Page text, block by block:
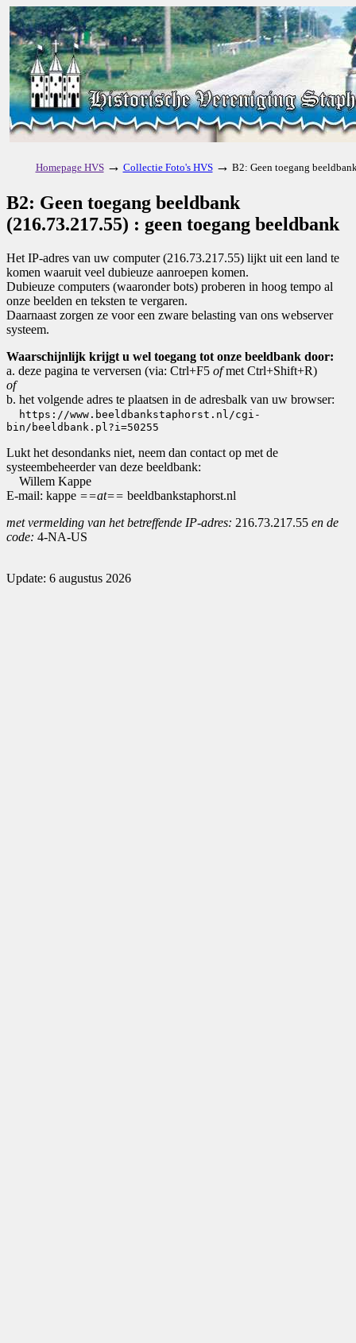
Homepage HVS → Collectie Foto's HVS → B2: Geen toegang
B2: Geen toegang beeldbank
(216.73.217.55) : geen toegang beeldbank
Het IP-adres van uw computer (216.73.217.55) lijkt uit een land te
komen waaruit veel dubieuze aanroepen komen.
Dubieuze computers (waaronder bots) proberen in hoog tempo al
onze beelden en teksten te vergaren.
Daarnaast zorgen ze voor een zware belasting van ons webserver
systeem.
Waarschijnlijk krijgt u wel toegang tot onze beeldbank door:
a. deze pagina te verversen (via: Ctrl+F5 ofmet Ctrl+Shift+R)
of
b. het volgende adres te plaatsen in de adresbalk van uw browser:
https://www.beeldbankstaphorst.nl/cgi-
bin/beeldbank.pl?i=50255
Lukt het desondanks niet, neem dan contact op met de
systeembeheerder van deze beeldbank:
Willem Kappe
E-mail: kappe ==at== beeldbankstaphorst.nl
met vermelding van het betreffende IP-adres: 216.73.217.55 en de
code: 4-NA-US
Update: 6 augustus 2026